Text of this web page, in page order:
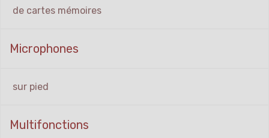
de cartes mémoires
Microphones
sur pied
Multifonctions